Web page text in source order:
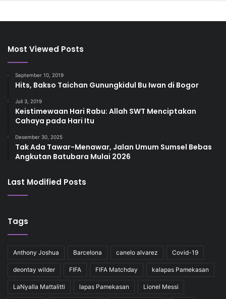
Most Viewed Posts
September 10, 2019
Hits, Bakso Taichan Gunungkidul Bu Iwan di Bogor
Juli 3, 2019
Keistimewaan Hari Rabu: Allah SWT Menciptakan
Cahaya pada Hari Itu
Desember 30, 2025
Tak Ada Tawar-Menawar, Jalan Umum Sumsel Bebas
Angkutan Batubara Mulai 2026
Last Modified Posts
Tags
Anthony Joshua Barcelona canelo alvarez Covid-19
deontay wilder FIFA FIFA Matchday kalapas Pamekasan
LaNyalla Mattalitti lapas Pamekasan Lionel Messi